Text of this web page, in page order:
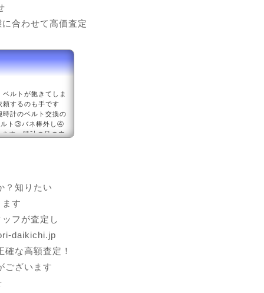
合わせて高価査定
ルトが飽きてしま
頼するのも手です
時計のベルト交換の
ルト③バネ棒外し④
す、時計の足の内
？知りたい
す
フが査定し
daikichi.jp
な高額査定！
ございます